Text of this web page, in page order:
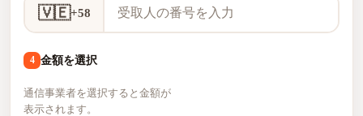
🇻🇪+58
4 金額を選択
通信事業者を選択すると金額が
表示されます。